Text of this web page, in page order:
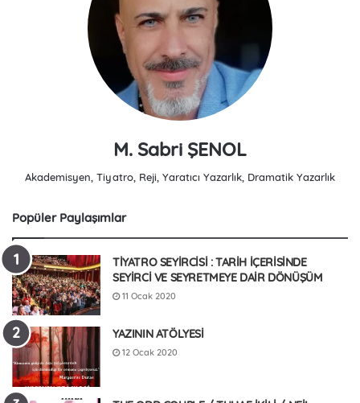
M. Sabri ŞENOL
Akademisyen, Tiyatro, Reji, Yaratıcı Yazarlık, Dramatik Yazarlık
Popüler Paylaşımlar
TİYATRO SEYİRCİSİ : TARİH İÇERİSİNDE
SEYİRCİ VE SEYRETMEYE DAİR DÖNÜŞÜM
11 Ocak 2020
YAZININ ATÖLYESİ
12 Ocak 2020